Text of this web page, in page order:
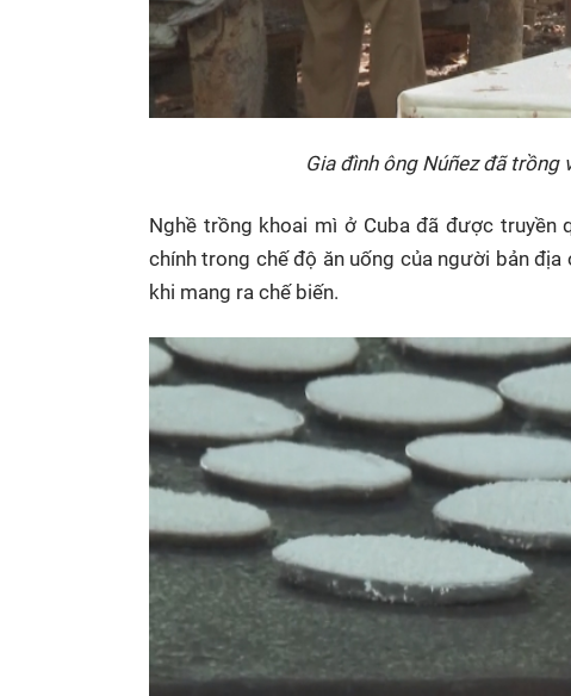
Gia đình ông Núñez đã trồng
Nghề trồng khoai mì ở Cuba đã được truyền
chính trong chế độ ăn uống của người bản
khi mang ra chế biến.